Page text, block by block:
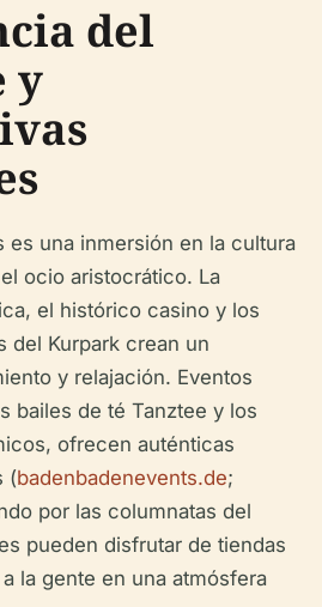
del
y
es una inmersión en la cultura
ocio aristocrático. La
el histórico casino y los
del Kurpark crean un
y relajación. Eventos
bailes de té Tanztee y los
ofrecen auténticas
(badenbadenevents.de;
por las columnatas del
pueden disfrutar de tiendas
la gente en una atmósfera